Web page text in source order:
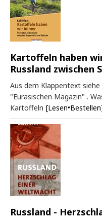
Kartoffeln haben
Russland zwischen
Aus dem Klappentext
"Eurasischen Magazin" .
Kartoffeln
Russland -